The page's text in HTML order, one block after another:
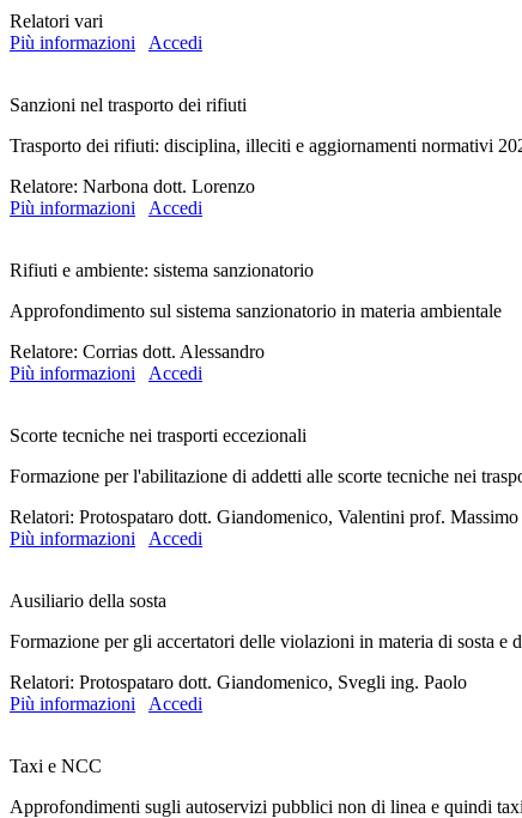
Relatori vari
Più informazioni
Accedi
Sanzioni nel trasporto dei rifiuti
Trasporto dei rifiuti: disciplina, illeciti e aggiornamenti normativi
Relatore: Narbona dott. Lorenzo
Più informazioni
Accedi
Rifiuti e ambiente: sistema sanzionatorio
Approfondimento sul sistema sanzionatorio in materia ambientale
Relatore: Corrias dott. Alessandro
Più informazioni
Accedi
Scorte tecniche nei trasporti eccezionali
Formazione per l'abilitazione di addetti alle scorte tecniche nei
Relatori: Protospataro dott. Giandomenico, Valentini prof. Massimo
Più informazioni
Accedi
Ausiliario della sosta
Formazione per gli accertatori delle violazioni in materia di sosta e
Relatori: Protospataro dott. Giandomenico, Svegli ing. Paolo
Più informazioni
Accedi
Taxi e NCC
Approfondimenti sugli autoservizi pubblici non di linea e quindi